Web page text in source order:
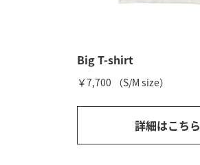
Big T-shirt
￥7,700 （S/M size）
詳細はこちら